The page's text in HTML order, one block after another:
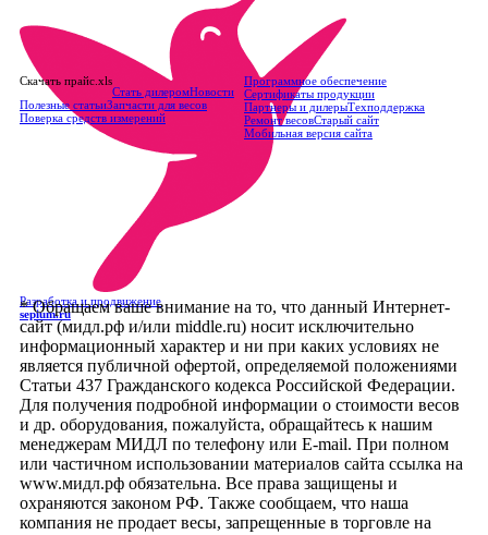
Разработка и продвижение
sepium.ru
Скачать прайс.xls
Стать дилеромНовости
Полезные статьиЗапчасти для весов
Поверка средств измерений
Программное обеспечение
Сертификаты продукции
Партнеры и дилерыТехподдержка
Ремонт весовСтарый сайт
Мобильная версия сайта
* Обращаем ваше внимание на то, что данный Интернет-
сайт (мидл.рф и/или middle.ru) носит исключительно
информационный характер и ни при каких условиях не
является публичной офертой, определяемой положениями
Статьи 437 Гражданского кодекса Российской Федерации.
Для получения подробной информации о стоимости весов
и др. оборудования, пожалуйста, обращайтесь к нашим
менеджерам МИДЛ по телефону или E-mail. При полном
или частичном использовании материалов сайта ссылка на
www.мидл.рф обязательна. Все права защищены и
охраняются законом РФ. Также сообщаем, что наша
компания не продает весы, запрещенные в торговле на